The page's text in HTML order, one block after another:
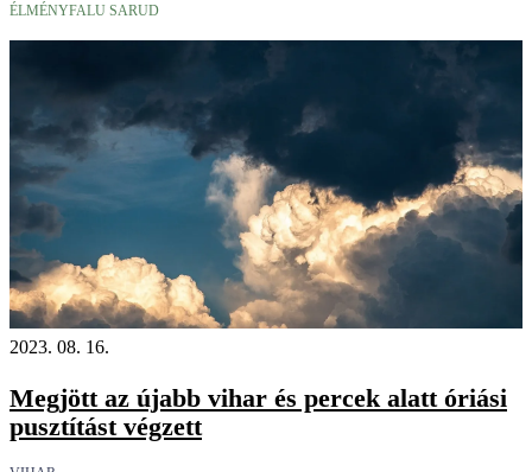
ÉLMÉNYFALU SARUD
2023. 08. 16.
Megjött az újabb vihar és percek alatt óriási
pusztítást végzett